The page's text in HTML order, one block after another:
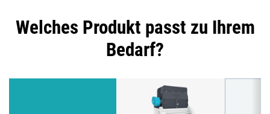
Welches Produkt passt zu Ihrem
Bedarf?